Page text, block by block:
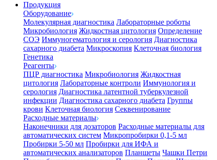
Продукция
Оборудование
Молекулярная диагностика Лабораторные роботы
Микробиология Жидкостная цитология Определение
СОЭ Иммуногематология и серология Диагностика
сахарного диабета Микроскопия Клеточная биология
Генетика
Реагенты
ПЦР диагностика Микробиология Жидкостная
цитология Лабораторные контроли Иммунология и
серология Диагностика латентной туберкулезной
инфекции Диагностика сахарного диабета Группы
крови Клеточная биология Секвенирование
Расходные материалы
Наконечники для дозаторов Расходные материалы для
автоматических систем Микропробирки 0,1-5 мл
Пробирки 5-50 мл Пробирки для ИФА и
автоматических анализаторов Планшеты Чашки Петри